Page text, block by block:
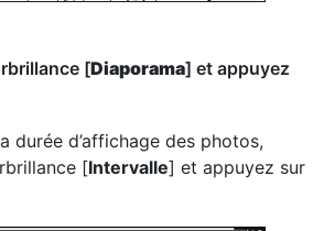
[Diaporama] et appuyez
durée d’affichage des photos,
[Intervalle] et appuyez sur